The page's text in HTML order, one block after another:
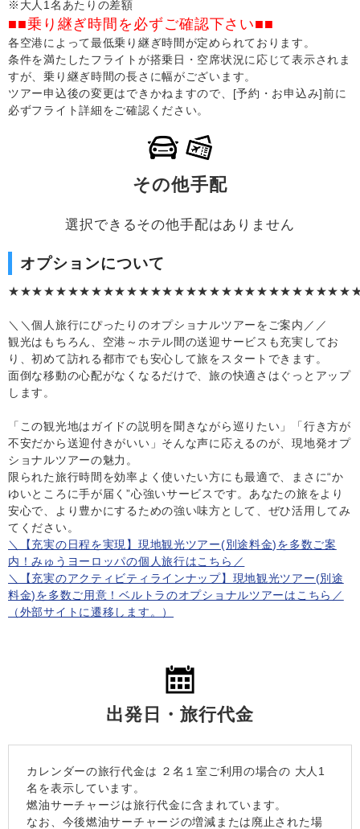
※大人1名あたりの差額
■■乗り継ぎ時間を必ずご確認下さい■■
各空港によって最低乗り継ぎ時間が定められております。
条件を満たしたフライトが搭乗日・空席状況に応じて表示されま
すが、乗り継ぎ時間の長さに幅がございます。
ツアー申込後の変更はできかねますので、[予約・お申込み]前に
必ずフライト詳細をご確認ください。
その他手配
選択できるその他手配はありません
オプションについて
＼＼個人旅行にぴったりのオプショナルツアーをご案内／／
観光はもちろん、空港～ホテル間の送迎サービスも充実してお
り、初めて訪れる都市でも安心して旅をスタートできます。
面倒な移動の心配がなくなるだけで、旅の快適さはぐっとアップ
します。
「この観光地はガイドの説明を聞きながら巡りたい」「行き方が
不安だから送迎付きがいい」そんな声に応えるのが、現地発オプ
ショナルツアーの魅力。
限られた旅行時間を効率よく使いたい方にも最適で、まさに“か
ゆいところに手が届く”心強いサービスです。あなたの旅をより
安心で、より豊かにするための強い味方として、ぜひ活用してみ
てください。
＼【充実の日程を実現】現地観光ツアー(別途料金)を多数ご案
内！みゅうヨーロッパの個人旅行はこちら／
＼【充実のアクティビティラインナップ】現地観光ツアー(別途
料金)を多数ご用意！ベルトラのオプショナルツアーはこちら／
（外部サイトに遷移します。）
出発日・旅行代金
カレンダーの旅行代金は ２名１室 ご利用の場合の 大人1
名を表示しています。
燃油サーチャージは旅行代金に含まれています。
なお、今後燃油サーチャージの増減または廃止された場